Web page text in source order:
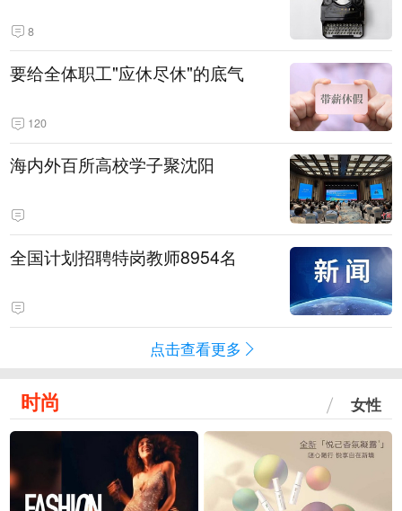
8
要给全体职工"应休尽休"的底气
120
海内外百所高校学子聚沈阳
全国计划招聘特岗教师8954名
点击查看更多
时尚 女性